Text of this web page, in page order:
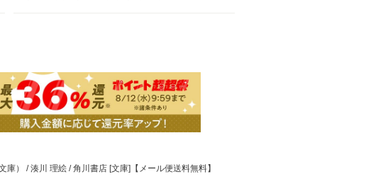
庫） / 湊川 理絵 / 角川書店 [文庫]【メール便送料無料】